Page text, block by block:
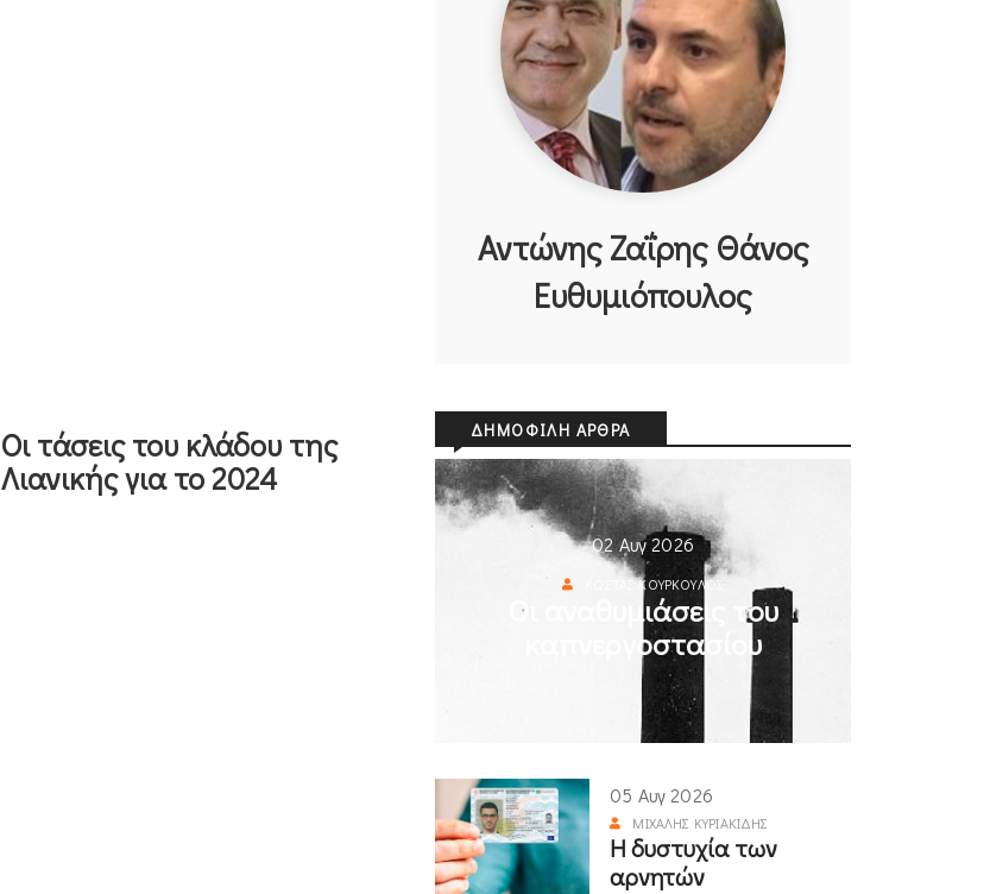
Οι τάσεις του κλάδου της
Λιανικής για το 2024
Αντώνης Ζαΐρης Θάνος
Ευθυμιόπουλος
ΔΗΜΟΦΙΛΉ ΆΡΘΡΑ
02 Αυγ 2026
ΚΏΣΤΑΣ ΚΟΎΡΚΟΥΛΟΣ
Οι αναθυμιάσεις του
καπνεργοστασίου
05 Αυγ 2026
ΜΙΧΆΛΗΣ ΚΥΡΙΑΚΊΔΗΣ
Η δυστυχία των
αρνητών